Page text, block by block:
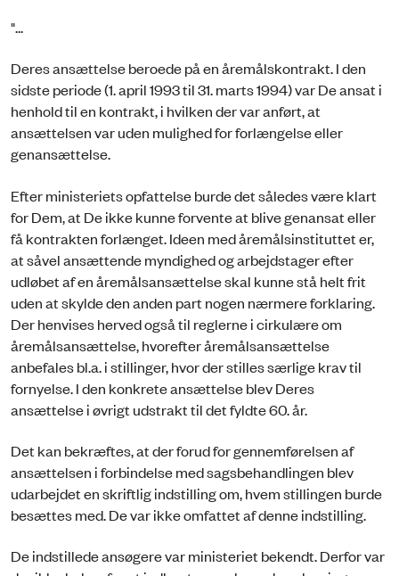
"...
Deres ansættelse beroede på en åremålskontrakt. I den
sidste periode (1. april 1993 til 31. marts 1994) var De ansat i
henhold til en kontrakt, i hvilken der var anført, at
ansættelsen var uden mulighed for forlængelse eller
genansættelse.
Efter ministeriets opfattelse burde det således være klart
for Dem, at De ikke kunne forvente at blive genansat eller
få kontrakten forlænget. Ideen med åremålsinstituttet er,
at såvel ansættende myndighed og arbejdstager efter
udløbet af en åremålsansættelse skal kunne stå helt frit
uden at skylde den anden part nogen nærmere forklaring.
Der henvises herved også til reglerne i cirkulære om
åremålsansættelse, hvorefter åremålsansættelse
anbefales bl.a. i stillinger, hvor der stilles særlige krav til
fornyelse. I den konkrete ansættelse blev Deres
ansættelse i øvrigt udstrakt til det fyldte 60. år.
Det kan bekræftes, at der forud for gennemførelsen af
ansættelsen i forbindelse med sagsbehandlingen blev
udarbejdet en skriftlig indstilling om, hvem stillingen burde
besættes med. De var ikke omfattet af denne indstilling.
De indstillede ansøgere var ministeriet bekendt. Derfor var